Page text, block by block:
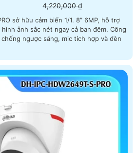
4,220,000 ₫
sở hữu cảm biến 1/1. 8” 6MP, hỗ trợ
ảnh sắc nét ngay cả ban đêm. Công
chống ngược sáng, mic tích hợp và đèn